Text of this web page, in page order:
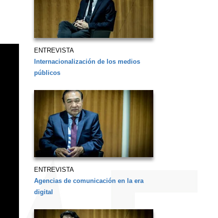
ENTREVISTA
Internacionalización de los medios
públicos
ENTREVISTA
Agencias de comunicación en la era
digital